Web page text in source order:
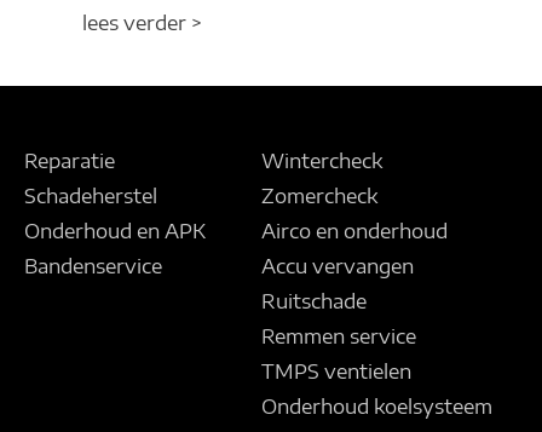
lees verder >
Reparatie
Schadeherstel
Onderhoud en APK
Bandenservice
Wintercheck
Zomercheck
Airco en onderhoud
Accu vervangen
Ruitschade
Remmen service
TMPS ventielen
Onderhoud koelsysteem